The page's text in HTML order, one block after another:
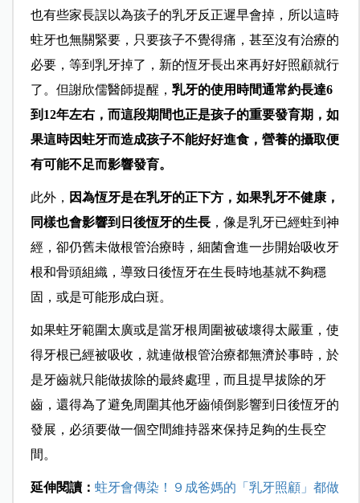
也有些家長誤以為孩子的乳牙反正遲早會掉，所以這時
蛀牙也無關緊要，只要孩子不覺得痛，甚至沒有治療的
必要，等到乳牙掉了，新的恆牙長出來再好好照顧就行
了。但謝欣儒醫師提醒， 乳牙的使用時間通常約長達6
到12年左右，而這段期間也正是孩子的重要發育期，如
果這時因蛀牙而造成孩子不能好好進食，營養的攝取便
有可能不足而影響發育。
此外， 因為恆牙是在乳牙的正下方，如果乳牙不健康，
同樣也會影響到日後恆牙的生長，像是乳牙已經蛀到神
經，卻仍舊未做根管治療時，細菌會進一步開始吸收牙
根和骨頭組織，導致日後恆牙在生長時地基就不夠穩
固，或是可能形成白斑。
如果蛀牙範圍太廣或是當牙根周圍被破壞得太嚴重，使
得牙根已經被吸收，就連做根管治療都無濟於事時，於
是牙齒就只能做拔除的最終處理，而且提早拔除的牙
齒，還得為了避免周圍其他牙齒傾倒影響到日後恆牙的
發展，必須要做一個空間維持器來保持足夠的生長空
間。
延伸閱讀： 蛀牙會傳染！９成爸媽的「乳牙照顧」都做